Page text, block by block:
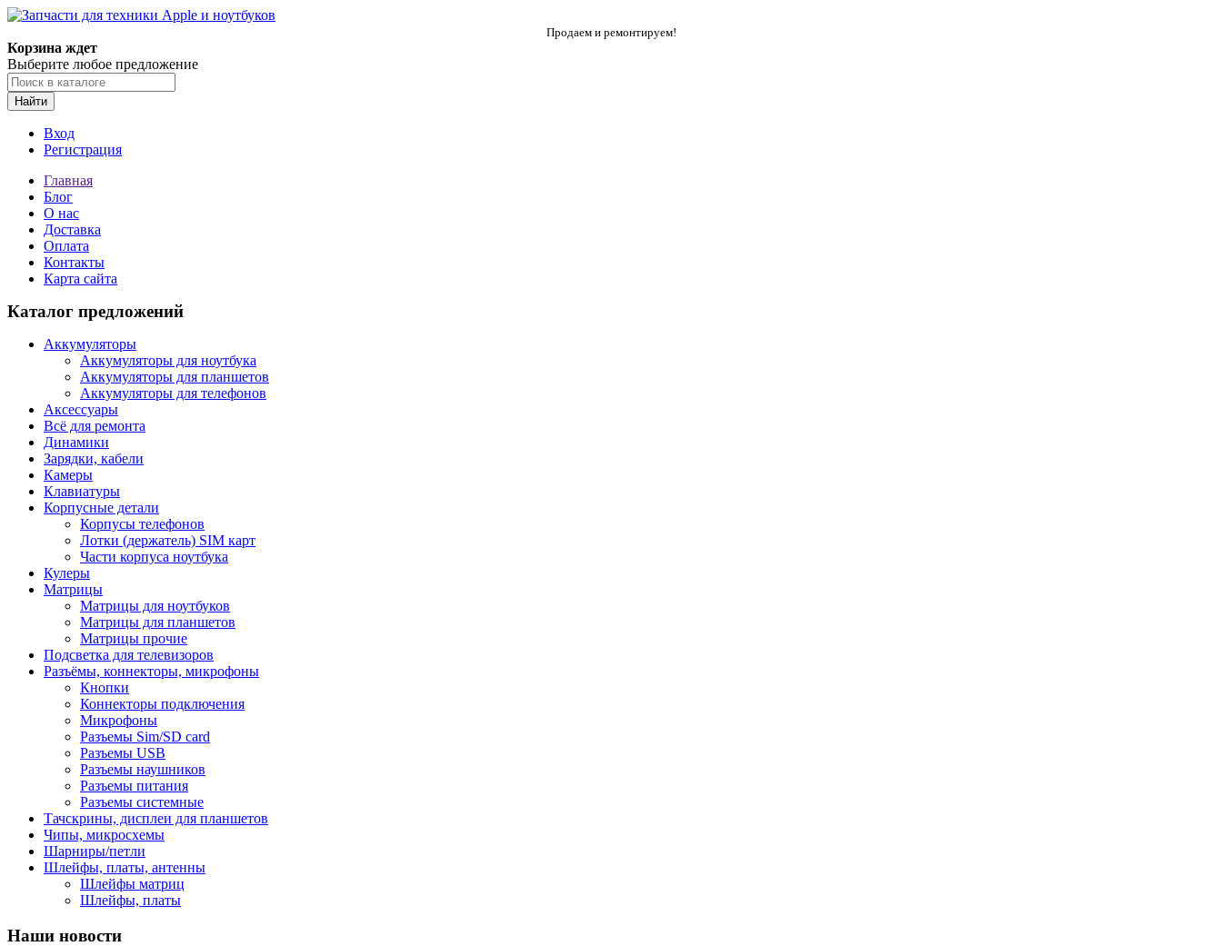
Продаем и ремонтируем!
Корзина ждет
Выберите любое предложение
Найти
Вход
Регистрация
Главная
Блог
О нас
Доставка
Оплата
Контакты
Карта сайта
Каталог предложений
Аккумуляторы
Аккумуляторы для ноутбука
Аккумуляторы для планшетов
Аккумуляторы для телефонов
Аксессуары
Всё для ремонта
Динамики
Зарядки, кабели
Камеры
Клавиатуры
Корпусные детали
Корпусы телефонов
Лотки (держатель) SIM карт
Части корпуса ноутбука
Кулеры
Матрицы
Матрицы для ноутбуков
Матрицы для планшетов
Матрицы прочие
Подсветка для телевизоров
Разъёмы, коннекторы, микрофоны
Кнопки
Коннекторы подключения
Микрофоны
Разъемы Sim/SD card
Разъемы USB
Разъемы наушников
Разъемы питания
Разъемы системные
Тачскрины, дисплеи для планшетов
Чипы, микросхемы
Шарниры/петли
Шлейфы, платы, антенны
Шлейфы матриц
Шлейфы, платы
Наши новости